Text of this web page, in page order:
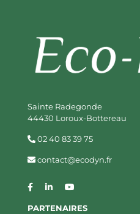
Sainte Radegonde
44430 Loroux-Bottereau
02 40 83 39 75
contact@ecodyn.fr
PARTENAIRES